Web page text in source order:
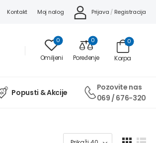
Kontakt Moj nalog Prijava / Registracija
0
Omiljeni
0
Poređenje Korpa
0
Popusti & Akcije
Pozovite nas
069 / 676-320